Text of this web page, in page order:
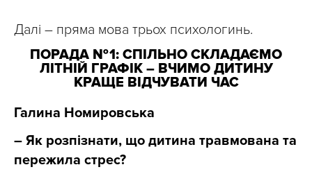
Далі – пряма мова трьох психологинь.
ПОРАДА № 1: СПІЛЬНО СКЛАДАЄМО
ЛІТНІЙ ГРАФІК – ВЧИМО ДИТИНУ
КРАЩЕ ВІДЧУВАТИ ЧАС
Галина Номировська
– Як розпізнати, що дитина травмована та
пережила стрес?